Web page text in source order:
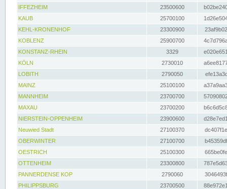
IFFEZHEIM
23500600
KAUB
25700100
KEHL-KRONENHOF
23300900
KOBLENZ
25900700
KONSTANZ-RHEIN
3329
KÖLN
2730010
LOBITH
2790050
MAINZ
25100100
MANNHEIM
23700700
MAXAU
23700200
NIERSTEIN-OPPENHEIM
23900600
Neuwied Stadt
27100370
OBERWINTER
27100700
OESTRICH
25100300
OTTENHEIM
23300800
PANNERDENSE KOP
2790060
PHILIPPSBURG
23700500